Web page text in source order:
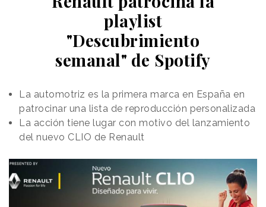
playlist
"Descubrimiento
semanal" de Spotify
La automotriz es la primera marca en España en
patrocinar una lista de reproducción personalizada
La acción tiene lugar con motivo del lanzamiento
del nuevo CLIO de Renault